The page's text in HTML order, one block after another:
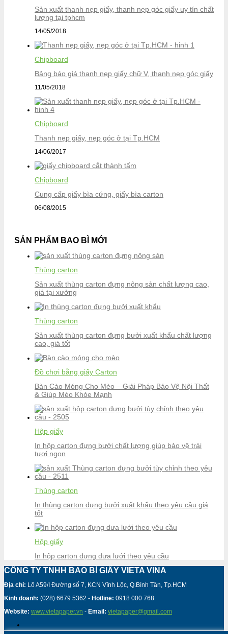
Sản xuất thanh nẹp giấy, thanh nẹp góc giấy uy tín chất
lượng tại tphcm
14/05/2018
Chipboard
Bảng báo giá thanh nẹp giấy chữ V, thanh nẹp góc giấy
11/05/2018
Chipboard
Thanh nẹp giấy, nẹp góc ở tại Tp.HCM
14/06/2017
Chipboard
Cung cấp giấy bìa cứng, giấy bìa carton
06/08/2015
SẢN PHẨM BAO BÌ MỚI
Thùng carton
Sản xuất thùng carton đựng nông sản chất lượng cao,
giá tại xưởng
Thùng carton
Sản xuất thùng carton đựng bưởi xuất khẩu chất lượng
cao, giá tốt
Đồ chơi bằng giấy Carton
Bàn Cào Móng Cho Mèo – Giải Pháp Bảo Vệ Nội Thất
& Giúp Mèo Khỏe Mạnh
Hộp giấy
In hộp carton đựng bưởi chất lượng giúp bảo vệ trái
tươi ngon
Thùng carton
In thùng carton đựng bưởi xuất khẩu theo yêu cầu giá
tốt
Hộp giấy
In hộp carton đựng dưa lưới theo yêu cầu
CÔNG TY TNHH BAO BÌ GIẤY VIETA VINA
Địa chỉ: Lô A59/I Đường số 7, KCN Vĩnh Lộc, Q.Bình Tân, Tp.HCM
Kinh doanh: (028) 6679 5362 - Hotline: 0918 000 768
Website: www.vietapaper.vn - Email: vietapaper@gmail.com